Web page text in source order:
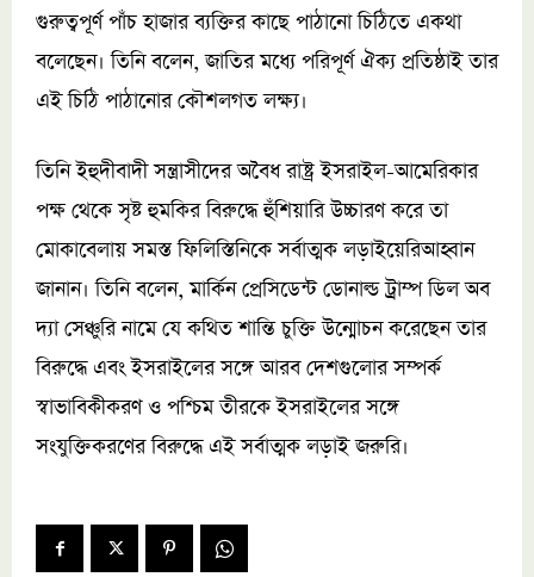
গুরুত্বপূর্ণ পাঁচ হাজার ব্যক্তির কাছে পাঠানো চিঠিতে একথা
বলেছেন। তিনি বলেন, জাতির মধ্যে পরিপূর্ণ ঐক্য প্রতিষ্ঠাই তার
এই চিঠি পাঠানোর কৌশলগত লক্ষ্য।
তিনি ইহুদীবাদী সন্ত্রাসীদের অবৈধ রাষ্ট্র ইসরাইল-আমেরিকার
পক্ষ থেকে সৃষ্ট হুমকির বিরুদ্ধে হুঁশিয়ারি উচ্চারণ করে তা
মোকাবেলায় সমস্ত ফিলিস্তিনিকে সর্বাত্মক লড়াইয়েরিআহ্বান
জানান। তিনি বলেন, মার্কিন প্রেসিডেন্ট ডোনাল্ড ট্রাম্প ডিল অব
দ্যা সেঞ্চুরি নামে যে কথিত শান্তি চুক্তি উন্মোচন করেছেন তার
বিরুদ্ধে এবং ইসরাইলের সঙ্গে আরব দেশগুলোর সম্পর্ক
স্বাভাবিকীকরণ ও পশ্চিম তীরকে ইসরাইলের সঙ্গে
সংযুক্তিকরণের বিরুদ্ধে এই সর্বাত্মক লড়াই জরুরি।